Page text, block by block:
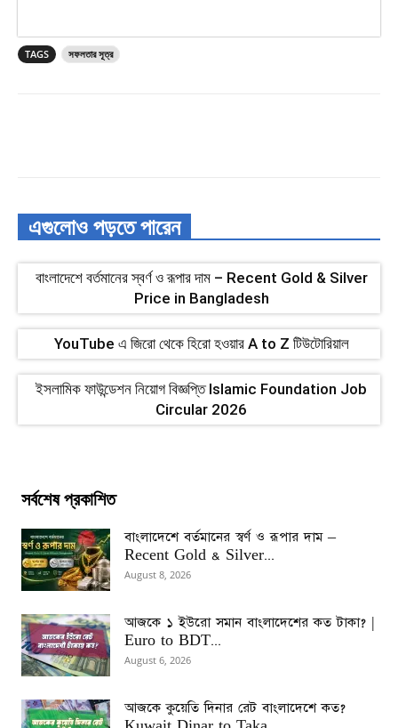
TAGS সফলতার সূত্র
এগুলোও পড়তে পারেন
বাংলাদেশে বর্তমানের স্বর্ণ ও রূপার দাম – Recent Gold & Silver
Price in Bangladesh
YouTube এ জিরো থেকে হিরো হওয়ার A to Z টিউটোরিয়াল
ইসলামিক ফাউন্ডেশন নিয়োগ বিজ্ঞপ্তি Islamic Foundation Job
Circular 2026
সর্বশেষ প্রকাশিত
বাংলাদেশে বর্তমানের স্বর্ণ ও রূপার দাম –
Recent Gold & Silver...
August 8, 2026
আজকে ১ ইউরো সমান বাংলাদেশের কত টাকা? |
Euro to BDT...
August 6, 2026
আজকে কুয়েতি দিনার রেট বাংলাদেশে কত?